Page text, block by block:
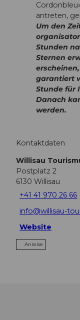
antreten,
Um den
Stunden
Sternen
garantiert
Stunde für
Danach
werden.
Kontaktdaten
Willisau
Postplatz 2
6130 Willisau
+41 41 970 26 66
info@willisau-
Website
Anreise